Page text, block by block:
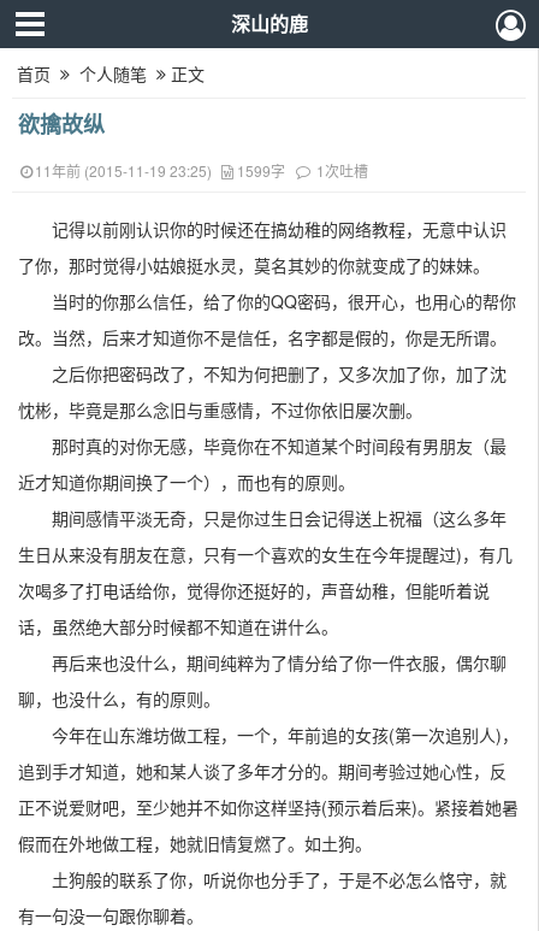
深山的鹿
首页 个人随笔 正文
欲擒故纵
11年前 (2015-11-19 23:25) 1599字 1次吐槽
记得以前刚认识你的时候还在搞幼稚的网络教程，无意中认识
了你，那时觉得小姑娘挺水灵，莫名其妙的你就变成了的妹妹。
当时的你那么信任，给了你的QQ密码，很开心，也用心的帮你
改。当然，后来才知道你不是信任，名字都是假的，你是无所谓。
之后你把密码改了，不知为何把删了，又多次加了你，加了沈
忱彬，毕竟是那么念旧与重感情，不过你依旧屡次删。
那时真的对你无感，毕竟你在不知道某个时间段有男朋友（最
近才知道你期间换了一个），而也有的原则。
期间感情平淡无奇，只是你过生日会记得送上祝福（这么多年
生日从来没有朋友在意，只有一个喜欢的女生在今年提醒过)，有几
次喝多了打电话给你，觉得你还挺好的，声音幼稚，但能听着说
话，虽然绝大部分时候都不知道在讲什么。
再后来也没什么，期间纯粹为了情分给了你一件衣服，偶尔聊
聊，也没什么，有的原则。
今年在山东潍坊做工程，一个，年前追的女孩(第一次追别人)，
追到手才知道，她和某人谈了多年才分的。期间考验过她心性，反
正不说爱财吧，至少她并不如你这样坚持(预示着后来)。紧接着她暑
假而在外地做工程，她就旧情复燃了。如土狗。
土狗般的联系了你，听说你也分手了，于是不必怎么恪守，就
有一句没一句跟你聊着。